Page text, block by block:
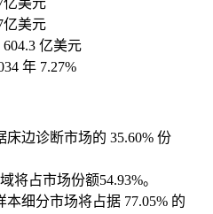
亿美元
亿美元
亿美元
年 7.27%
床边诊断市场的 35.60% 份
将占市场份额54.93%。
本细分市场将占据 77.05% 的